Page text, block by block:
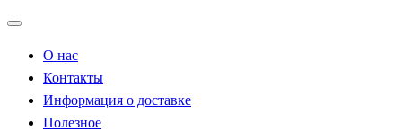
О нас
Контакты
Информация о доставке
Полезное